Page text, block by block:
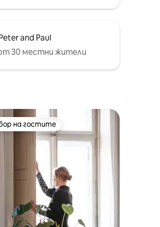
and Paul
30 местни жители
от 5, 124 отзива
избор на гостите
на гостите